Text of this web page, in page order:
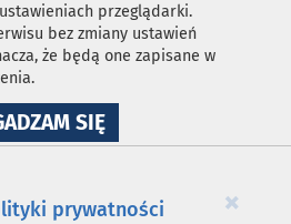
przeglądarki.
bez zmiany ustawień
że będą one zapisane w
SIĘNA
WYKORZYSTANIE
×
prywatności